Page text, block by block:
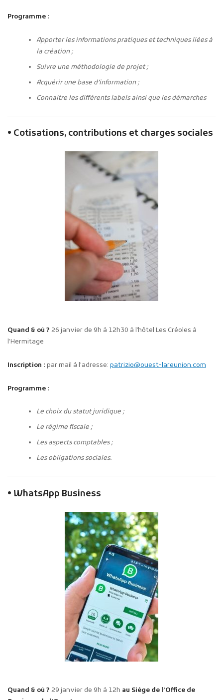
Programme :
Apporter les informations pratiques et techniques liées à
la création ;
Suivre une méthodologie de projet ;
Acquérir une base d’information ;
Connaitre les différents labels ainsi que les démarches
• Cotisations, contributions et charges sociales
Quand & où ? 26 janvier de 9h à 12h30 à l’hôtel Les Créoles à
l’Hermitage
Inscription : par mail à l’adresse: patrizio@ouest-lareunion.com
Programme :
Le choix du statut juridique ;
Le régime fiscale ;
Les aspects comptables ;
Les obligations sociales.
• WhatsApp Business
Quand & où ? 29 janvier de 9h à 12h au Siège de l’Office de